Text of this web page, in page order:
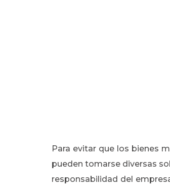
Para evitar que los bienes
pueden tomarse diversas
responsabilidad del